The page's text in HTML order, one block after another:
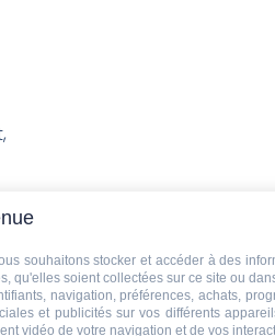
souhaitons stocker et accéder à des
qu'elles soient collectées sur ce site ou
navigation, préférences, achats,
et publicités sur vos différents
vidéo de votre navigation et de vos